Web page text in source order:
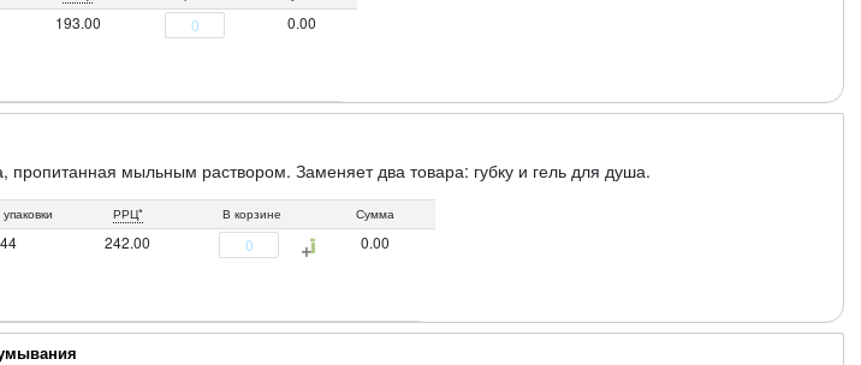
193.00 0.00
пропитанная мыльным раствором. Заменяет два товара: губку и гель для душа.
РРЦ* В корзине Сумма
242.00 0.00